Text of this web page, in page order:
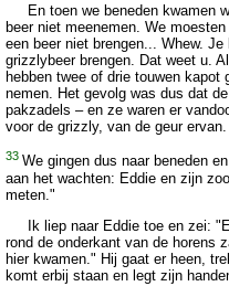
En toen we beneden kwamen
beer niet meenemen. We
een beer niet brengen... Whew.
grizzlybeer brengen. Dat weet u.
hebben twee of drie touwen
nemen. Het gevolg was dus dat
pakzadels – en ze waren er
voor de grizzly, van de geur ervan.
33 We gingen dus naar beneden
aan het wachten: Eddie en zijn
meten."
Ik liep naar Eddie toe en zei:
rond de onderkant van de horens
hier kwamen." Hij gaat er heen,
komt erbij staan en legt zijn